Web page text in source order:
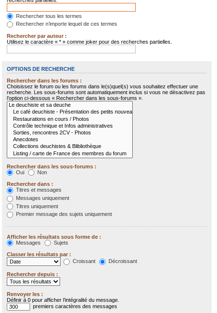
Rechercher tous les termes
Rechercher n’importe lequel de ces termes
Rechercher par auteur :
Utilisez le caractère « * » comme joker pour des recherches partielles.
OPTIONS DE RECHERCHE
Rechercher dans les forums :
Choisissez le forum ou les forums dans le(s)quel(s) vous souhaitez effectuer une
recherche. Les sous-forums sont automatiquement inclus si vous ne désactivez pas
l’option ci-dessous « Rechercher dans les sous-forums ».
Rechercher dans les sous-forums :
Oui
Non
Rechercher dans :
Titres et messages
Messages uniquement
Titres uniquement
Premier message des sujets uniquement
Afficher les résultats sous forme de :
Messages
Sujets
Classer les résultats par :
Croissant
Décroissant
Rechercher depuis :
Renvoyer les :
Définir à 0 pour afficher l’intégralité du message.
premiers caractères des messages